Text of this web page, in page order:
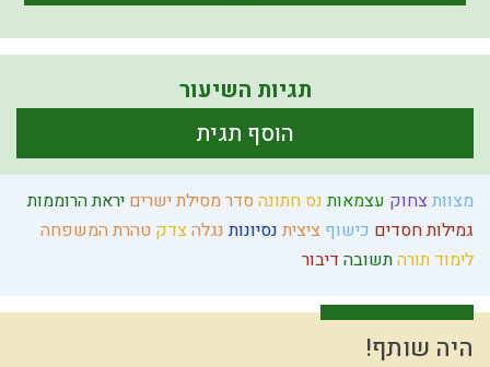
מצוות צחוק עצמאותנס חתונה סדר מסילת ישרים יראת הרוממות
גמילות חסדים כישוף ציצית נסיונותנגלהצדק טהרת המשפחה
לימוד תורהתשובה דיבור
היה שותף!
תגיות השיעור
הוסף תגית